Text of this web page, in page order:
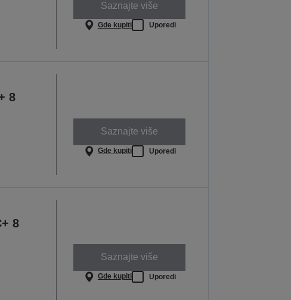
Saznajte više
Gde kupiti Uporedi
8
Saznajte više
Gde kupiti Uporedi
8
Saznajte više
Gde kupiti Uporedi